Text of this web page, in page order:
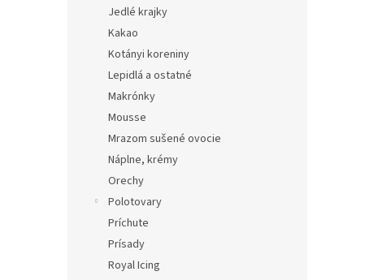
Jedlé krajky
Kakao
Kotányi koreniny
Lepidlá a ostatné
Makrónky
Mousse
Mrazom sušené ovocie
Náplne, krémy
Orechy
Polotovary
Príchute
Prísady
Royal Icing